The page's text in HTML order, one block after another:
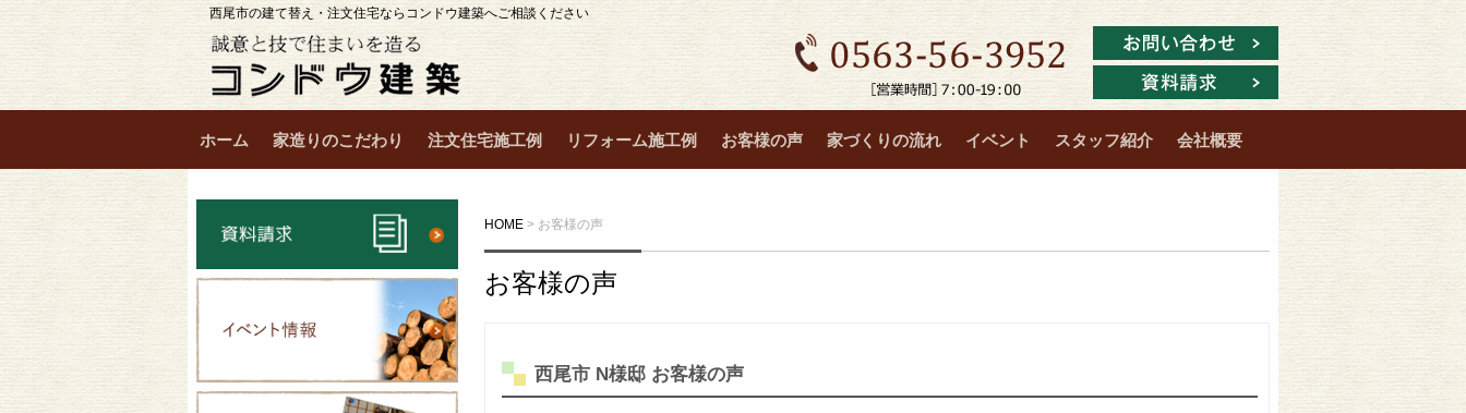
西尾市の建て替え・注文住宅ならコンドウ建築へご相談ください
ホーム 家造りのこだわり 注文住宅施工例 リフォーム施工例 お客様の声 家づくりの流れ イベント スタッフ紹介 会社概要
HOME > お客様の声
お客様の声
西尾市 N様邸 お客様の声